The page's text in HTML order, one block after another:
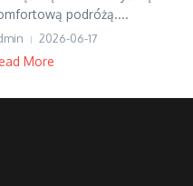
podróżą....
2026-06-17
More